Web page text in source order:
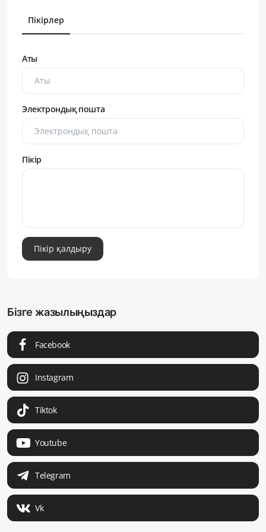
Пікірлер
Аты
Электрондық пошта
Пікір
Пікір қалдыру
Бізге жазылыңыздар
Facebook
Instagram
Tiktok
Youtube
Telegram
Vk